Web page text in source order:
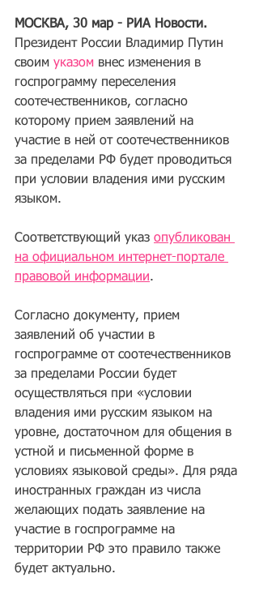
МОСКВА, 30 мар - РИА Новости.
Президент России Владимир Путин
своим указом внес изменения в
госпрограмму переселения
соотечественников, согласно
которому прием заявлений на
участие в ней от соотечественников
за пределами РФ будет проводиться
при условии владения ими русским
языком.
Соответствующий указ опубликован
на официальном интернет-портале
правовой информации.
Согласно документу, прием
заявлений об участии в
госпрограмме от соотечественников
за пределами России будет
осуществляться при «условии
владения ими русским языком на
уровне, достаточном для общения в
устной и письменной форме в
условиях языковой среды». Для ряда
иностранных граждан из числа
желающих подать заявление на
участие в госпрограмме на
территории РФ это правило также
будет актуально.